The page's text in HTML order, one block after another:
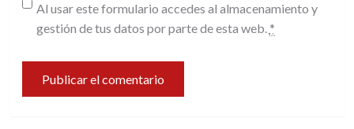
Al usar este formulario accedes al almacenamiento y
gestión de tus datos por parte de esta web. *